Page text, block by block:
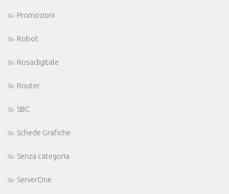
Promozioni
Robot
Rosadigitale
Router
SBC
Schede Grafiche
Senza categoria
ServerOne